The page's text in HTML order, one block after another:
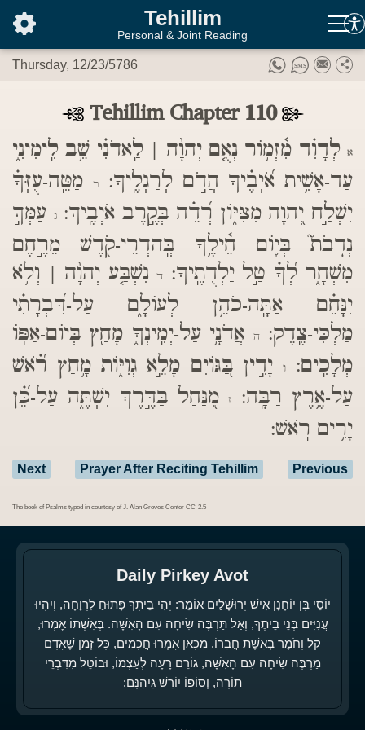
Tehillim
Personal & Joint Reading
Thursday, 12/23/5786
Tehillim Chapter 110
א לְדָוִ֗ד מִ֫זְמ֥וֹר נְאֻ֤ם יְהוָ֨ה | לַֽאדֹנִ֗י שֵׁ֥ב לִֽימִינִ֑י
עַד-אָשִׁ֥ית אֹ֝יְבֶ֗יךָ הֲדֹ֣ם לְרַגְלֶֽיךָ:ב
מַטֵּֽה-עֻזְּךָ֗
יִשְׁלַ֣ח יְ֭הוָה מִצִּיּ֑וֹן רְ֝דֵ֗ה בְּקֶ֣רֶב אֹיְבֶֽיךָ:ג עַמְּךָ֣
נְדָבֹת֮ בְּי֪וֹם חֵ֫ילֶ֥ךָ בְּֽהַדְרֵי-קֹ֖דֶשׁ מֵרֶ֣חֶם
מִשְׁחָ֑ר לְ֝ךָ֗ טַ֣ל יַלְדֻתֶֽיךָ:
ד נִשְׁבַּ֤ע יְהוָ֨ה | וְלֹ֥א
יִנָּחֵ֗ם אַתָּֽה-כֹהֵ֥ן לְעוֹלָ֑ם עַל-דִּ֝בְרָתִ֗י
מַלְכִּי-צֶֽדֶק:ה
אֲדֹנָ֥י עַל-יְמִֽינְךָ֑ מָחַ֖ץ בְּיוֹם-אַפּ֣וֹ
מְלָכִֽים:ו
יָדִ֣ין בַּ֭גּוֹיִם מָלֵ֣א גְוִיּ֑וֹת מָ֥חַץ רֹ֝֗אשׁ
עַל-אֶ֥רֶץ רַבָּֽה:
זמִ֭נַּחַל בַּדֶּ֣רֶךְ יִשְׁתֶּ֑ה עַל-כֵּ֝֗ן
יָרִ֥ים רֹֽאשׁ:
Previous
Next Prayer After Reciting Tehillim
The book of Psalms typed in courtesy of J. Alan Groves Center CC-2.5
Daily Pirkey Avot
יוֹסֵי בֶּן יוֹחָנָן אִישׁ יְרוּשָׁלַיִם אוֹמֵר: יְהִי בֵיתְךָ פָּתוּחַ לִרְוָחָה, וְיִהְיוּ
עֲנִיִּים בְּנֵי בֵיתֶךָ, וְאַל תַּרְבֶּה שִׂיחָה עִם הָאִשָּׁה. בְּאִשְׁתּוֹ אָמְרוּ,
קַל וָחֹמֶר בְּאֵשֶׁת חֲבֵרוֹ. מִכָּאן אָמְרוּ חֲכָמִים, כָּל זְמַן שֶׁאָדָם
מַרְבֶּה שִׂיחָה עִם הָאִשָּׁה, גּוֹרֵם רָעָה לְעַצְמוֹ, וּבוֹטֵל מִדִּבְרֵי
תוֹרָה, וְסוֹפוֹ יוֹרֵשׁ גֵּיהִנָּם: